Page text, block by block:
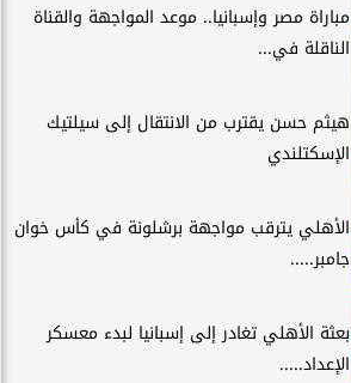
مباراة مصر وإسبانيا.. موعد المواجهة والقناة
الناقلة في...
هيثم حسن يقترب من الانتقال إلى سيلتيك
الإسكتلندي
الأهلي يترقب مواجهة برشلونة في كأس خوان
جامبر.....
بعثة الأهلي تغادر إلى إسبانيا لبدء معسكر
الإعداد.....